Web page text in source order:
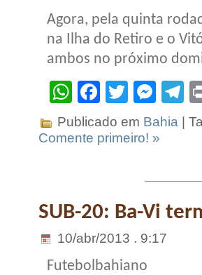
Agora, pela quinta
na Ilha do Retiro e o
ambos no próximo
WhatsApp
Facebook
Twitter
Publicado em Bahia |
Comente primeiro! »
SUB-20: Ba-Vi
10/abr/2013 . 9:17
Futebolbahiano